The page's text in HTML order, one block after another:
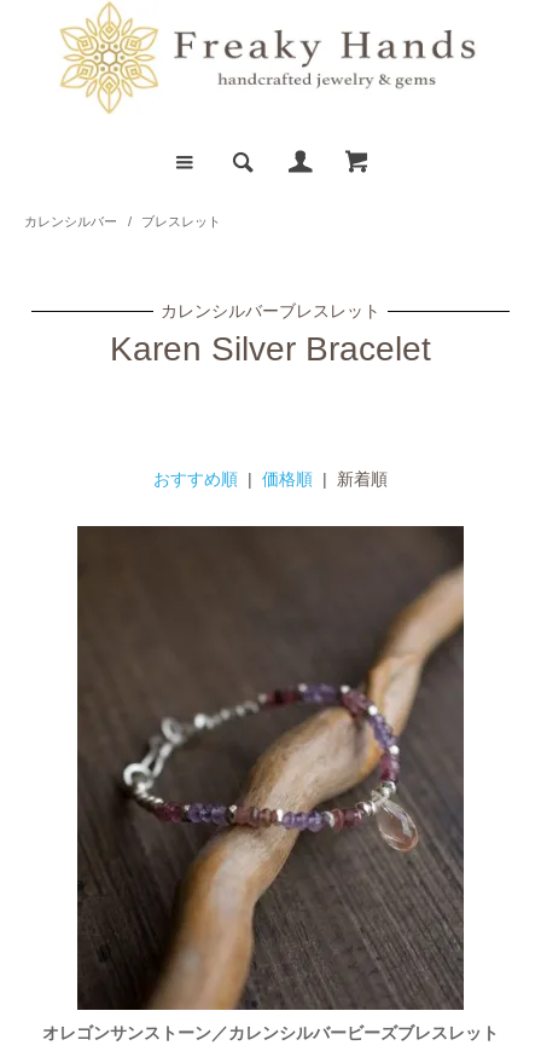
カレンシルバー / ブレスレット
カレンシルバーブレスレット
Karen Silver Bracelet
おすすめ順 | 価格順 | 新着順
オレゴンサンストーン／カレンシルバービーズブレスレット